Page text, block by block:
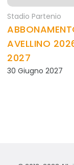
Stadio Partenio
AVELLINO
2027
30 Giugno 2027